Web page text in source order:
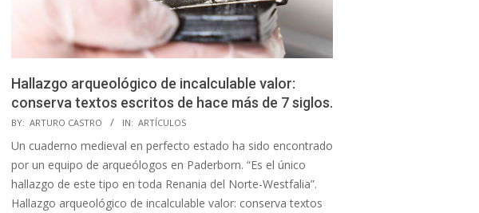
Hallazgo arqueológico de incalculable valor:
conserva textos escritos de hace más de 7 siglos.
2026-
05-
25
BY: ARTURO CASTRO IN: ARTÍCULOS
Un cuaderno medieval en perfecto estado ha sido encontrado
por un equipo de arqueólogos en Paderborn. “Es el único
hallazgo de este tipo en toda Renania del Norte-Westfalia”.
Hallazgo arqueológico de incalculable valor: conserva textos